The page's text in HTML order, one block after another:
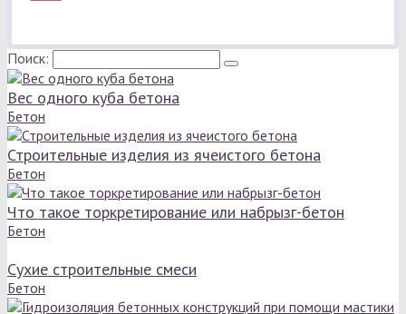
Поиск:
Вес одного куба бетона
Бетон
Строительные изделия из ячеистого бетона
Бетон
Что такое торкретирование или набрызг-бетон
Бетон
Сухие строительные смеси
Бетон